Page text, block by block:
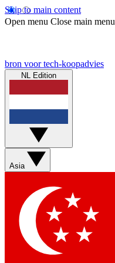
Skip to main content
Open menu Close main menu
bron voor tech-koopadvies
NL Edition
Asia